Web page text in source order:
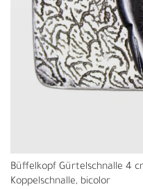
Büffelkopf Gürtelschnalle 4
Koppelschnalle, bicolor